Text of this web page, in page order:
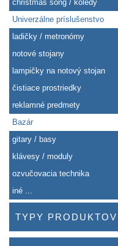
christmas song / koledy
Univerzálne príslušenstvo
ladičky / metronómy
notové stojany
lampičky na notový stojan
čistiace prostriedky
reklamné predmety
Bazár
gitary / basy
klávesy / moduly
ozvučovacia technika
iné ...
TYPY PRODUKTOV